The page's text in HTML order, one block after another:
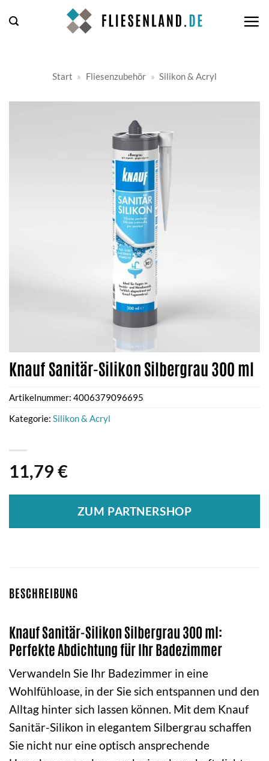
Inhalt
Start » Fliesenzubehör » Silikon & Acryl
Knauf Sanitär-Silikon Silbergrau 300 ml
11,79 €
ZUM PARTNERSHOP
Artikelnummer: 4006379096695
Kategorie: Silikon & Acryl
BESCHREIBUNG
Knauf Sanitär-Silikon Silbergrau 300 ml:
Perfekte Abdichtung für Ihr Badezimmer
Verwandeln Sie Ihr Badezimmer in eine
Wohlfühloase, in der Sie sich entspannen und den
Alltag hinter sich lassen können. Mit dem Knauf
Sanitär-Silikon in elegantem Silbergrau schaffen
Sie nicht nur eine optisch ansprechende